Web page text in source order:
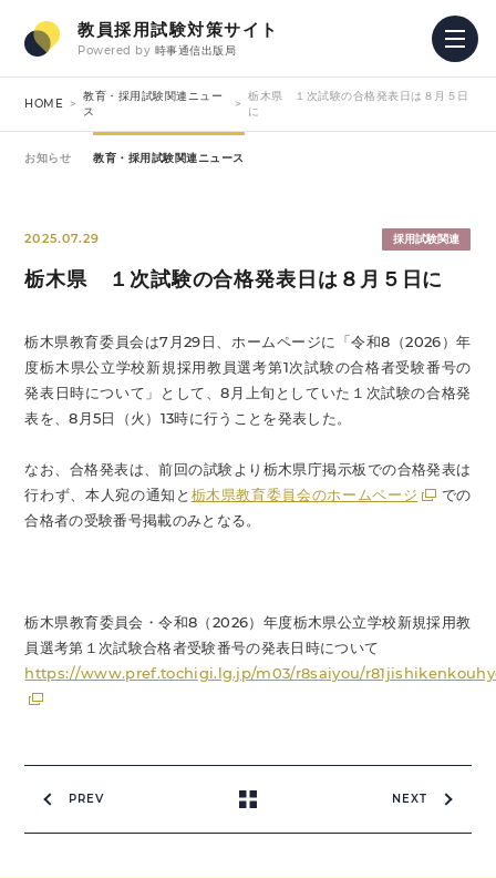
教員採用試験対策サイト
Powered by 時事通信出版局
HOME
教育・採用試験関連ニュー
ス
栃木県 １次試験の合格発表日は８月５日
に
お知らせ 教育・採用試験関連ニュース
2025.07.29 採用試験関連
栃木県 １次試験の合格発表日は８月５日に
栃木県教育委員会は7月29日、ホームページに「令和8（2026）年
度栃木県公立学校新規採用教員選考第1次試験の合格者受験番号の
発表日時について」として、8月上旬としていた１次試験の合格発
表を、8月5日（火）13時に行うことを発表した。
なお、合格発表は、前回の試験より栃木県庁掲示板での合格発表は
行わず、本人宛の通知と 栃木県教育委員会のホームページ
での
合格者の受験番号掲載のみとなる。
栃木県教育委員会・令和8（2026）年度栃木県公立学校新規採用教
員選考第１次試験合格者受験番号の発表日時について
https://www.pref.tochigi.lg.jp/m03/r8saiyou/
PREV NEXT